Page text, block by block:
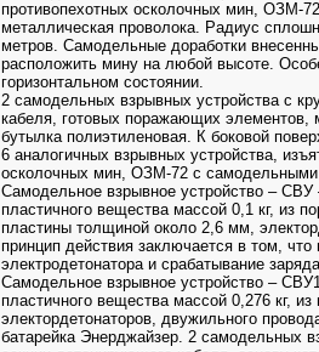
противопехотных осколочных мин, ОЗМ-
металлическая проволока. Радиус
метров. Самодельные доработки
расположить мину на любой высоте.
горизонтальном состоянии.
2 самодельных взрывных устройства с
кабеля, готовых поражающих элементов,
бутылка полиэтиленовая. К боковой
6 аналогичных взрывных устройства,
осколочных мин, ОЗМ-72 с самодельными
Самодельное взрывное устройство –
пластичного вещества массой 0,1 кг, из
пластины толщиной около 2,6 мм,
принцип действия заключается в том,
электродетонатора и срабатывание
Самодельное взрывное устройство –
пластичного вещества массой 0,276 кг,
электордетонаторов, двужильного
батарейка Энерджайзер. 2 самодельных